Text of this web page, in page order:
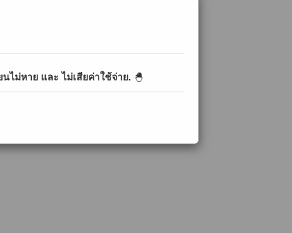
ไม่หาย และ ไม่เสียค่าใช้จ่าย. 🐣